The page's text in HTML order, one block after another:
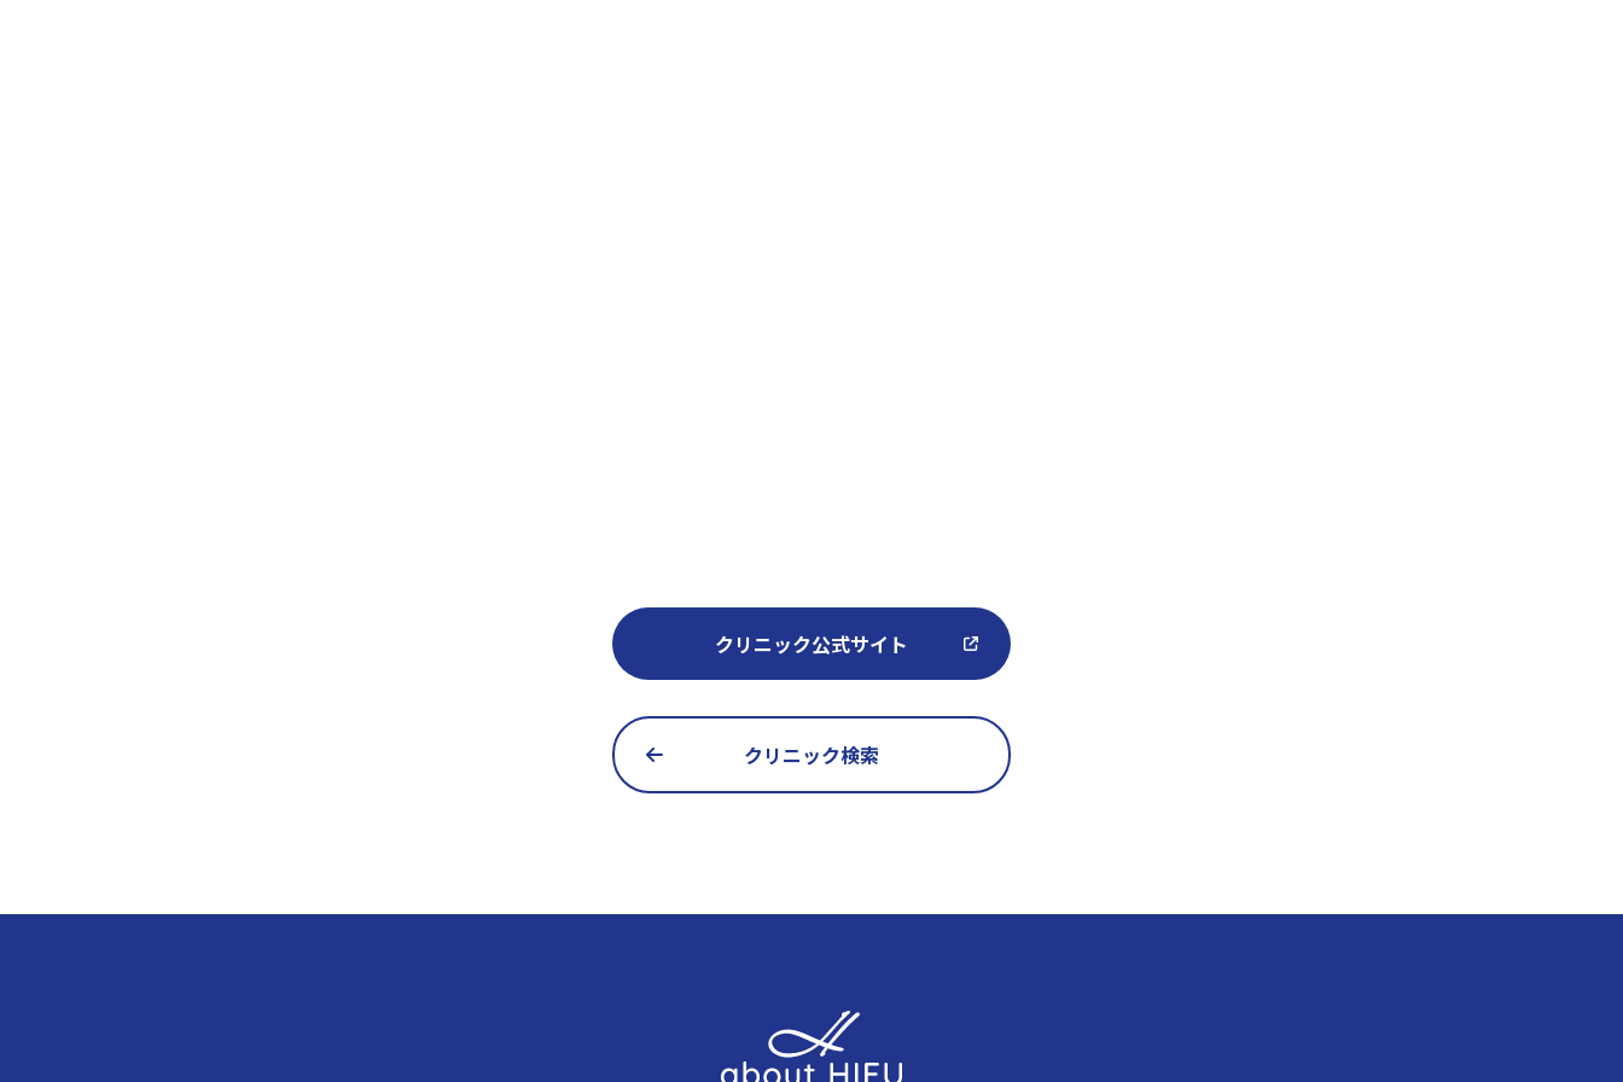
クリニック公式サイト
クリニック検索